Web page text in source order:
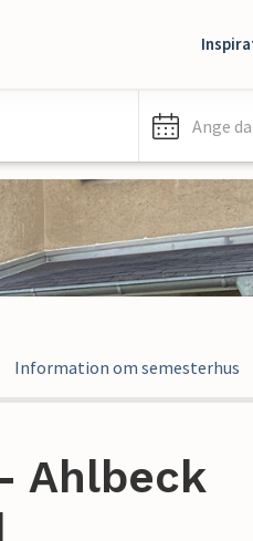
Ange
Information om semesterhus
Ahlbeck